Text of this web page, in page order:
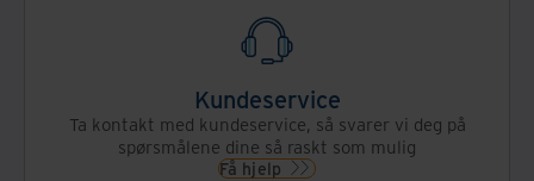
Kundeservice
Ta kontakt med kundeservice, så svarer vi deg på
spørsmålene dine så raskt som mulig
Få hjelp